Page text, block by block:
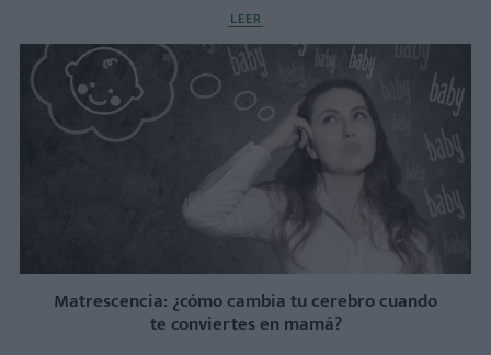
LEER
Matrescencia: ¿cómo cambia tu cerebro cuando
te conviertes en mamá?